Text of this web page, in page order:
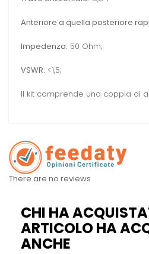
Anteriore a quella posteriore
Impedenza: 50 Ohm;
VSWR: <1,5;
Il kit comprende una coppia di
There are no reviews
CHI HA
ARTICOLO HA
ANCHE